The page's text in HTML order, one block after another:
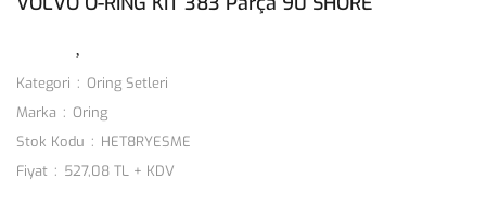
Kategori
Oring Setleri
Marka
Oring
Stok Kodu
HET8RYESME
Fiyat
527,08 TL + KDV